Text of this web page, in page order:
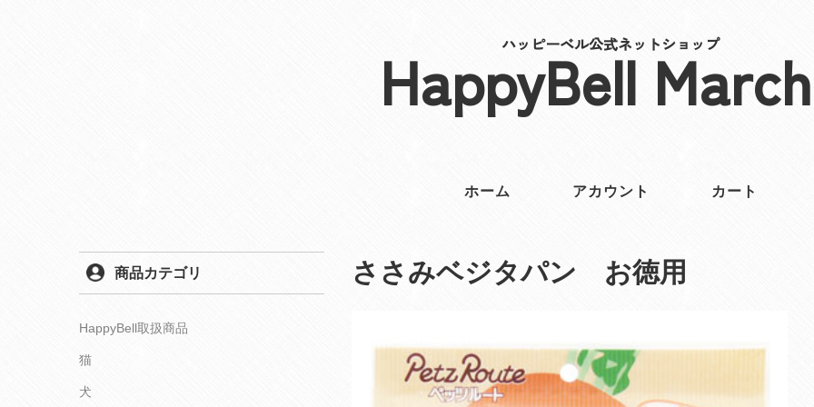
ハッピーベル公式ネットショップ
HappyBell
ホーム アカウント カート
ささみベジタパン お徳用
商品カテゴリ
HappyBell取扱商品
猫
犬